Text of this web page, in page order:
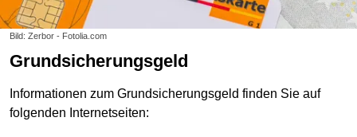
Bild: Zerbor - Fotolia.com
Grundsicherungsgeld
Informationen zum Grundsicherungsgeld finden Sie auf
folgenden Internetseiten: